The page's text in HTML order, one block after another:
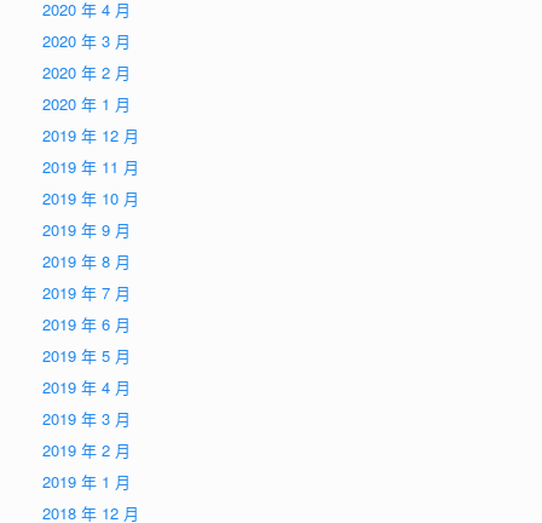
2020 年 4 月
2020 年 3 月
2020 年 2 月
2020 年 1 月
2019 年 12 月
2019 年 11 月
2019 年 10 月
2019 年 9 月
2019 年 8 月
2019 年 7 月
2019 年 6 月
2019 年 5 月
2019 年 4 月
2019 年 3 月
2019 年 2 月
2019 年 1 月
2018 年 12 月